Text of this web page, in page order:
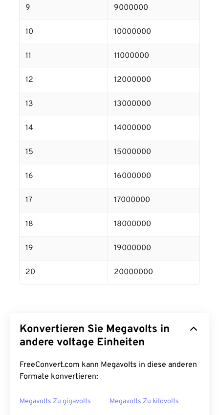
9 9000000
10 10000000
11 11000000
12 12000000
13 13000000
14 14000000
15 15000000
16 16000000
17 17000000
18 18000000
19 19000000
20 20000000
Konvertieren Sie Megavolts in
andere voltage Einheiten
FreeConvert.com kann Megavolts in diese anderen
Formate konvertieren:
Megavolts Zu gigavolts Megavolts Zu kilovolts